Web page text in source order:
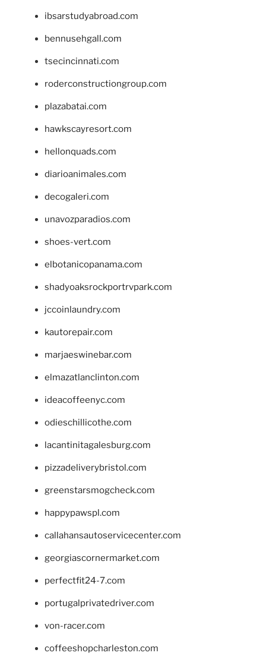
ibsarstudyabroad.com
bennusehgall.com
tsecincinnati.com
roderconstructiongroup.com
plazabatai.com
hawkscayresort.com
hellonquads.com
diarioanimales.com
decogaleri.com
unavozparadios.com
shoes-vert.com
elbotanicopanama.com
shadyoaksrockportrvpark.com
jccoinlaundry.com
kautorepair.com
marjaeswinebar.com
elmazatlanclinton.com
ideacoffeenyc.com
odieschillicothe.com
lacantinitagalesburg.com
pizzadeliverybristol.com
greenstarsmogcheck.com
happypawspl.com
callahansautoservicecenter.com
georgiascornermarket.com
perfectfit24-7.com
portugalprivatedriver.com
von-racer.com
coffeeshopcharleston.com